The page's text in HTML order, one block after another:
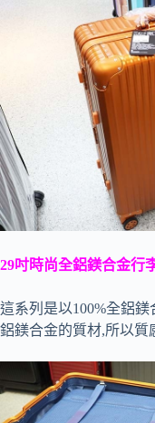
29吋時尚全鋁鎂合金行
這系列是以100%全鋁
鋁鎂合金的質材,所以質